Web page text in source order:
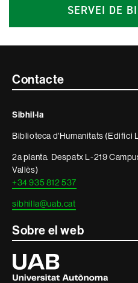
SERVEI DE
Contacte
informació
legal
Contacte
Sibhil·la
Biblioteca d'Humanitats (Edifici
2a planta. Despatx L-219
Vallès)
+34 935 812 537
sibhilla@uab.cat
Sobre el web
Universitat
Autònoma
de